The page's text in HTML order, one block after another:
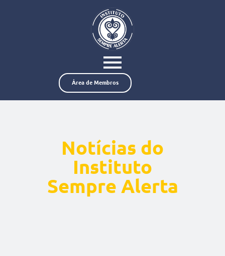
Área de Membros
Notícias do
Instituto
Sempre Alerta